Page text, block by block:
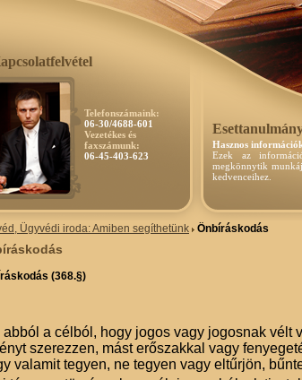
Telefonszámaink:
06-30/4688-601
Vezetékes és
faxszámunk:
06-45-403-623
Hasznos
Ezek az
megkönnytik
kedvenceihez.
Ügyvédi iroda: Amiben segíthetünk Önbíráskodás
(368.§)
abból a célból, hogy jogos vagy jogosnak vélt
szerezzen, mást erőszakkal vagy
valamit tegyen, ne tegyen vagy eltűrjön,